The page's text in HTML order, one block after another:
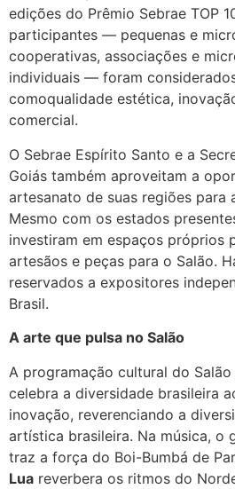
edições do Prêmio Sebrae TOP
participantes — pequenas e
cooperativas, associações e
individuais — foram
comoqualidade estética,
comercial.
O Sebrae Espírito Santo e a
Goiás também aproveitam a
artesanato de suas regiões para
Mesmo com os estados
investiram em espaços próprios
artesãos e peças para o Salão.
reservados a expositores
Brasil.
A arte que pulsa no Salão
A programação cultural do
celebra a diversidade brasileira
inovação, reverenciando a
artística brasileira. Na música, o
traz a força do Boi-Bumbá de
Lua reverbera os ritmos do